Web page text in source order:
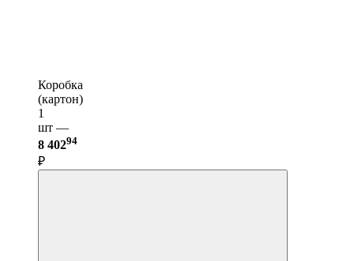
Коробка
(картон)
1
шт —
8 40294
₽